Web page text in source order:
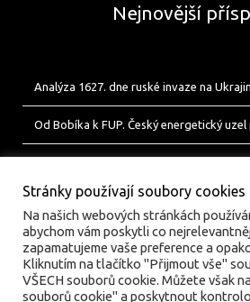
Nejnovější
Analýza 1627. dne ruské invaze na
Od Bobíka k FUP. Český energetický
Stránky používají soubory cookies
Na našich webových stránkách
abychom vám poskytli co
zapamatujeme vaše preference a
Kliknutím na tlačítko "Přijmout vše"
VŠECH souborů cookie. Můžete však
souborů cookie" a poskytnout